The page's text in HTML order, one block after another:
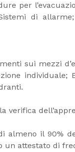
per
di
sui mezzi
individuale;
verifica
almeno il 90%
un attestato di